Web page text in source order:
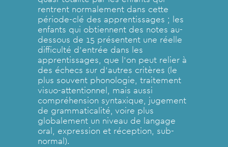
rentrent normalement dans cette
période-clé des apprentissages ; les
enfants qui obtiennent des notes au-
dessous de 15 présentent une réelle
difficulté d’entrée dans les
apprentissages, que l’on peut relier à
des échecs sur d’autres critères (le
plus souvent phonologie, traitement
visuo-attentionnel, mais aussi
compréhension syntaxique, jugement
de grammaticalité, voire plus
globalement un niveau de langage
oral, expression et réception, sub-
normal).